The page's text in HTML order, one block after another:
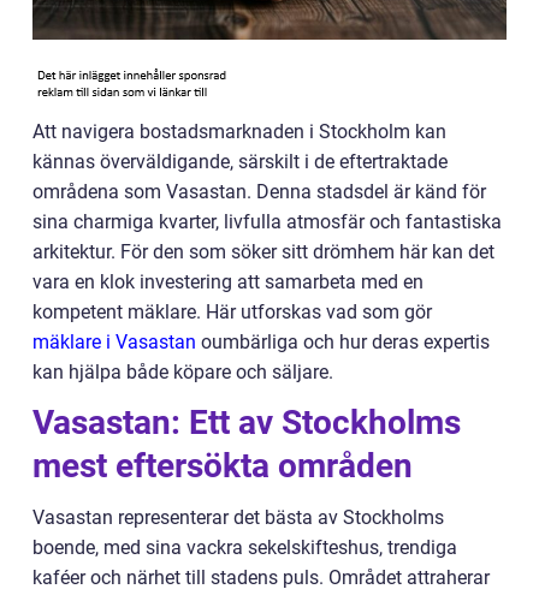
Att navigera bostadsmarknaden i Stockholm kan
kännas överväldigande, särskilt i de eftertraktade
områdena som Vasastan. Denna stadsdel är känd för
sina charmiga kvarter, livfulla atmosfär och fantastiska
arkitektur. För den som söker sitt drömhem här kan det
vara en klok investering att samarbeta med en
kompetent mäklare. Här utforskas vad som gör
mäklare i Vasastan oumbärliga och hur deras expertis
kan hjälpa både köpare och säljare.
Vasastan: Ett av Stockholms
mest eftersökta områden
Vasastan representerar det bästa av Stockholms
boende, med sina vackra sekelskifteshus, trendiga
kaféer och närhet till stadens puls. Området attraherar